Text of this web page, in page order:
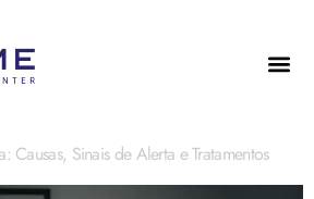
Causas, Sinais de Alerta e Tratamentos